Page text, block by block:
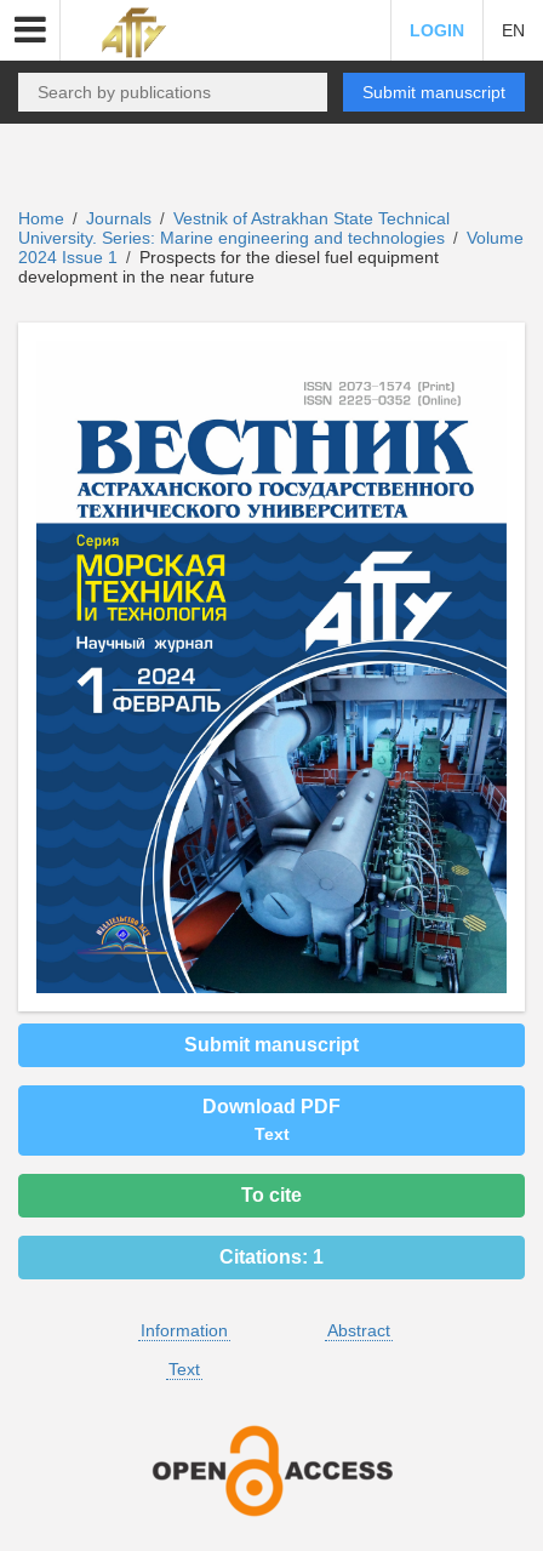
LOGIN EN
Submit manuscript
Home / Journals / Vestnik of Astrakhan State Technical
University. Series: Marine engineering and technologies / Volume
2024 Issue 1
/ Prospects for the diesel fuel equipment
development in the near future
Submit manuscript
Download PDF
Text
To cite
Citations: 1
Information
Abstract
Text